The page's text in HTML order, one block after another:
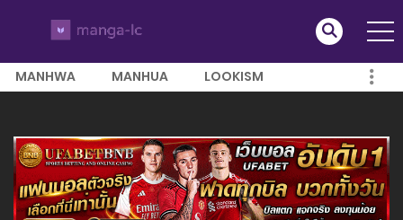
MANHWA MANHUA LOOKISM